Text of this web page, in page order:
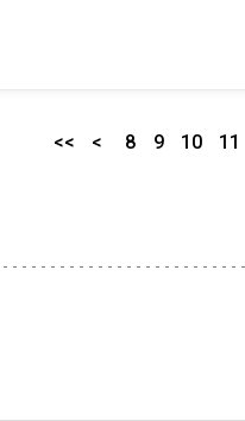
<< < 8 9 10 11